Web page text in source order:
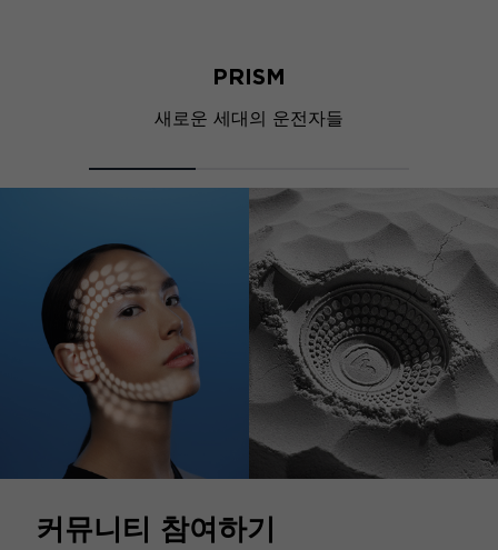
PRISM
새로운 세대의 운전자들
커뮤니티 참여하기